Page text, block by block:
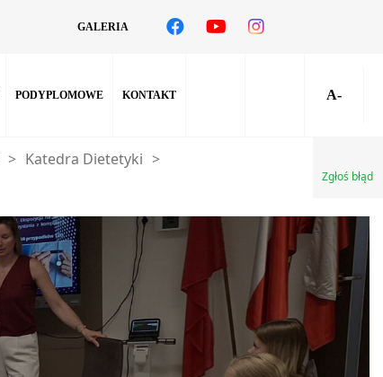
GALERIA
PODYPLOMOWE KONTAKT A-
Zgłoś błąd
> Katedra Dietetyki >